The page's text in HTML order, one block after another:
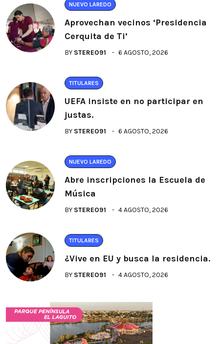
NUEVO LAREDO
Aprovechan vecinos ‘Presidencia
Cerquita de Ti’
BY STEREO91 6 AGOSTO, 2026
TITULARES
UEFA insiste en no participar en
justas.
BY STEREO91 6 AGOSTO, 2026
NUEVO LAREDO
Abre inscripciones la Escuela de
Música
BY STEREO91 4 AGOSTO, 2026
TITULARES
¿Vive en EU y busca la residencia.
BY STEREO91 4 AGOSTO, 2026